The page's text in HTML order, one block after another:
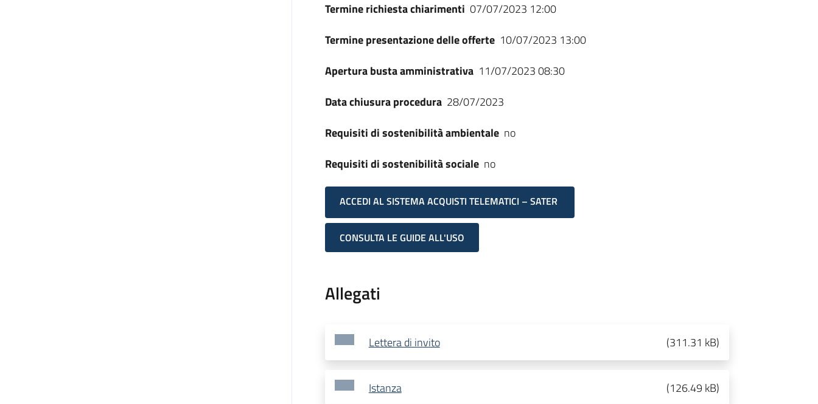
Termine richiesta chiarimenti 07/07/2023 12:00
Termine presentazione delle offerte 10/07/2023 13:00
Apertura busta amministrativa 11/07/2023 08:30
Data chiusura procedura 28/07/2023
Requisiti di sostenibilità ambientale no
Requisiti di sostenibilità sociale no
ACCEDI AL SISTEMA ACQUISTI TELEMATICI – SATER
CONSULTA LE GUIDE ALL'USO
Allegati
Lettera di invito (311.31 kB)
Istanza (126.49 kB)